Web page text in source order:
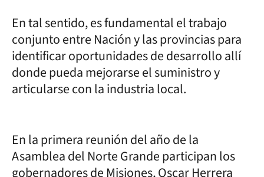
En tal sentido, es fundamental el trabajo
conjunto entre Nación y las provincias para
identificar oportunidades de desarrollo allí
donde pueda mejorarse el suministro y
articularse con la industria local.
En la primera reunión del año de la
Asamblea del Norte Grande participan los
gobernadores de Misiones, Oscar Herrera